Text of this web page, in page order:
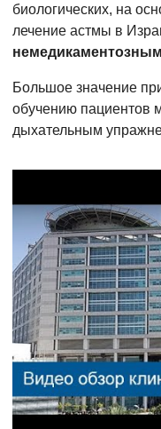
биологических, на
лечение астмы в
Большое значение
обучению пациентов
дыхательным